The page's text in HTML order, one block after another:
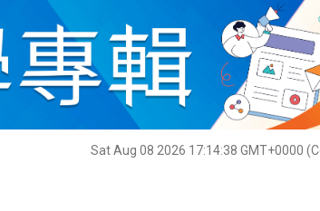
Sat Aug 08 2026 17:14:39 GMT+0000
影片 名家榜 灼見活動 關